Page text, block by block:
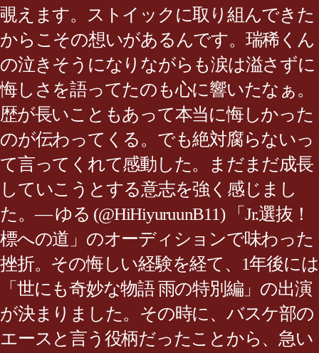
覗えます。ストイックに取り組んできた
からこその想いがあるんです。瑞稀くん
の泣きそうになりながらも涙は溢さずに
悔しさを語ってたのも心に響いたなぁ。
歴が長いこともあって本当に悔しかった
のが伝わってくる。でも絶対腐らないっ
て言ってくれて感動した。まだまだ成長
していこうとする意志を強く感じまし
た。— ゆる (@HiHiyuruunB11) 「Jr.選抜！
標への道」のオーディションで味わった
挫折。その悔しい経験を経て、1年後には
「世にも奇妙な物語 雨の特別編」の出演
が決まりました。その時に、バスケ部の
エースと言う役柄だったことから、急い